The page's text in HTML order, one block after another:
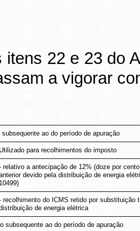
itens 22 e 23 do
a vigorar
ao do período de apuração
Utilizado para recolhimentos do imposto
relativo a antecipação de 12% (doze por
devido pela distribuição de energia
10499)
recolhimento do ICMS retido por substituição
de energia elétrica
subsequente ao do período de apuração